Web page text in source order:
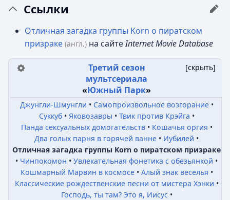
Ссылки
Отличная загадка группы Korn о пиратском
призраке (англ.) на сайтеInternet Movie Database
[скрыть]
Третий сезон
мультсериала
«Южный Парк»
Джунгли-Шмунгли
Самопроизвольное возгорание
Суккуб
Яковозавры
Твик против Крэйга
Панда сексуальных домогательств
Кошачья оргия
Два голых парня в горячей ванне
Иубилей
Отличная загадка группы Korn о пиратском призраке
Чинпокомон
Увлекательная фонетика с обезьянкой
Кошмарный Марвин в космосе
Алый знак веселья
Классические рождественские песни от мистера Хэнки
Господь, ты там? Это я, Иисус